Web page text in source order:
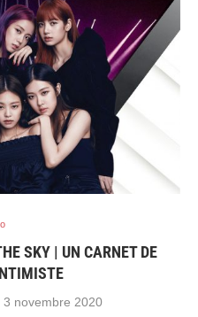
SKY | UN CARNET DE
3 novembre 2020